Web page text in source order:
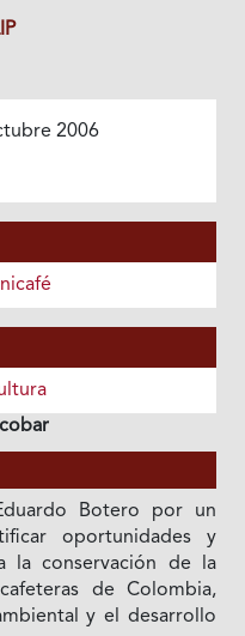
2006
Botero por un
oportunidades y
la conservación de la
de Colombia,
y el desarrollo